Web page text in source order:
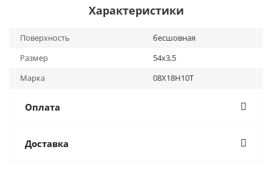
Характеристики
Поверхность
бесшовная
Размер
54х3,5
Марка
08Х18Н10Т
Оплата
Доставка